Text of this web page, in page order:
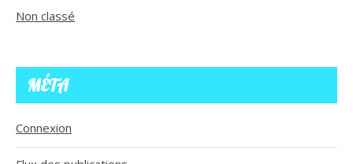
Non classé
MÉTA
Connexion